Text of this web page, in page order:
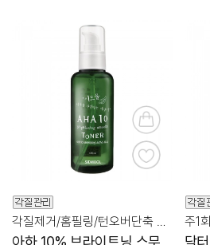
아하 10% 브라이트닝 스무
닥